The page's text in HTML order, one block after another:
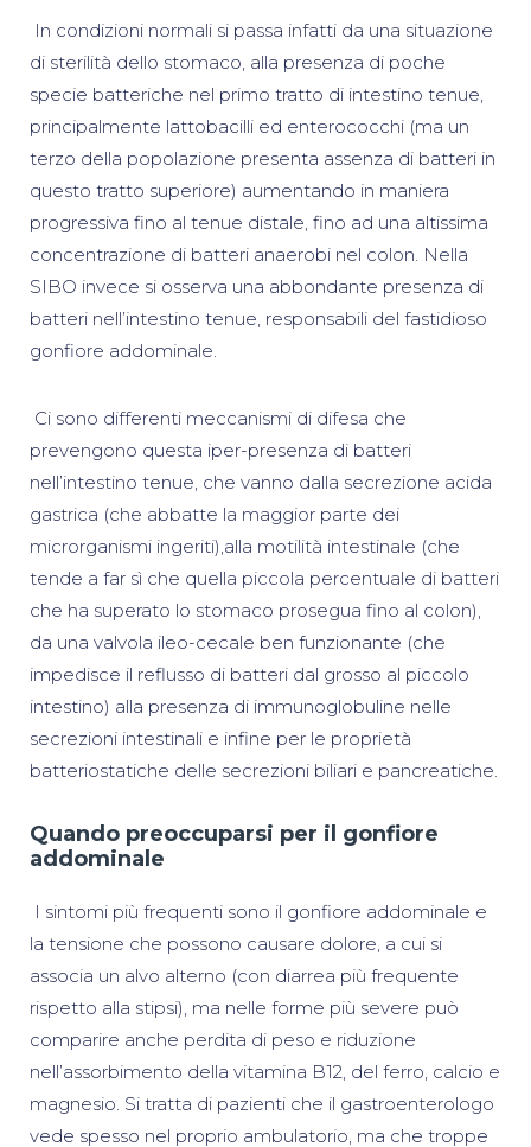
In condizioni normali si passa infatti da una situazione
di sterilità dello stomaco, alla presenza di poche
specie batteriche nel primo tratto di intestino tenue,
principalmente lattobacilli ed enterococchi (ma un
terzo della popolazione presenta assenza di batteri in
questo tratto superiore) aumentando in maniera
progressiva fino al tenue distale, fino ad una altissima
concentrazione di batteri anaerobi nel colon. Nella
SIBO invece si osserva una abbondante presenza di
batteri nell’intestino tenue, responsabili del fastidioso
gonfiore addominale.
Ci sono differenti meccanismi di difesa che
prevengono questa iper-presenza di batteri
nell’intestino tenue, che vanno dalla secrezione acida
gastrica (che abbatte la maggior parte dei
microrganismi ingeriti),alla motilità intestinale (che
tende a far sì che quella piccola percentuale di batteri
che ha superato lo stomaco prosegua fino al colon),
da una valvola ileo-cecale ben funzionante (che
impedisce il reflusso di batteri dal grosso al piccolo
intestino) alla presenza di immunoglobuline nelle
secrezioni intestinali e infine per le proprietà
batteriostatiche delle secrezioni biliari e pancreatiche.
Quando preoccuparsi per il gonfiore
addominale
I sintomi più frequenti sono il gonfiore addominale e
la tensione che possono causare dolore, a cui si
associa un alvo alterno (con diarrea più frequente
rispetto alla stipsi), ma nelle forme più severe può
comparire anche perdita di peso e riduzione
nell’assorbimento della vitamina B12, del ferro, calcio e
magnesio. Si tratta di pazienti che il gastroenterologo
vede spesso nel proprio ambulatorio, ma che troppe